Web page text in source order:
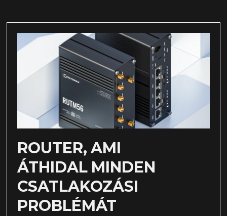
ROUTER, AMI
ÁTHIDAL MINDEN
CSATLAKOZÁSI
PROBLÉMÁT